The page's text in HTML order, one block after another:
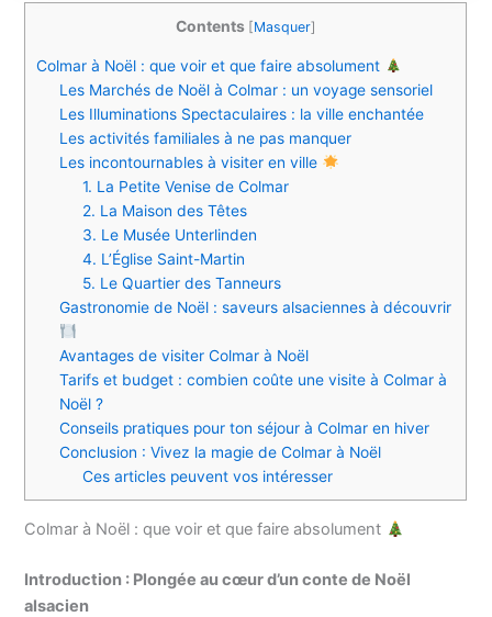
Contents [Masquer]
Colmar à Noël : que voir et que faire absolument
Les Marchés de Noël à Colmar : un voyage sensoriel
Les Illuminations Spectaculaires : la ville enchantée
Les activités familiales à ne pas manquer
Les incontournables à visiter en ville
1. La Petite Venise de Colmar
2. La Maison des Têtes
3. Le Musée Unterlinden
4. L’Église Saint-Martin
5. Le Quartier des Tanneurs
Gastronomie de Noël : saveurs alsaciennes à découvrir
Avantages de visiter Colmar à Noël
Tarifs et budget : combien coûte une visite à Colmar à
Noël ?
Conseils pratiques pour ton séjour à Colmar en hiver
Conclusion : Vivez la magie de Colmar à Noël
Ces articles peuvent vos intéresser
Colmar à Noël : que voir et que faire absolument
Introduction : Plongée au cœur d’un conte de Noël
alsacien